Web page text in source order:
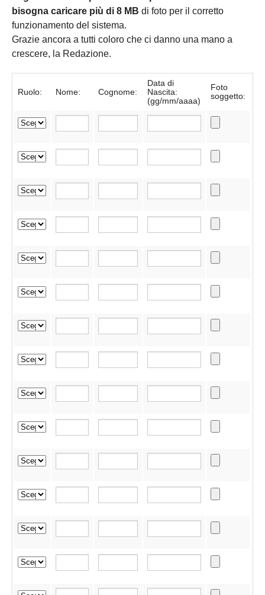
bisogna caricare più di 8 MB di foto per il corretto
funzionamento del sistema.
Grazie ancora a tutti coloro che ci danno una mano a
crescere, la Redazione.
Ruolo: Nome: Cognome:
Data di
Nascita:
(gg/mm/aaaa)
Foto
soggetto: